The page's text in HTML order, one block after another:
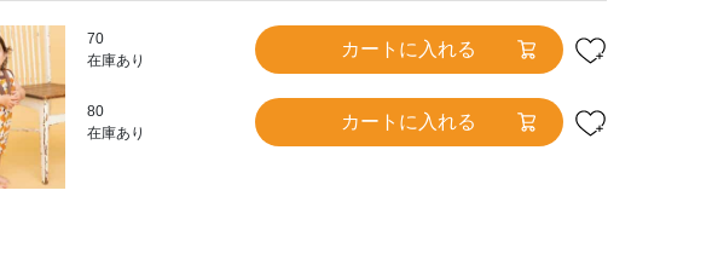
70
在庫あり
カートに入れる
80
在庫あり
カートに入れる